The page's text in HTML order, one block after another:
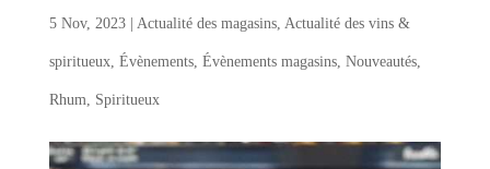
5 Nov, 2023| Actualité des magasins, Actualité des vins &
spiritueux, Évènements, Évènements magasins, Nouveautés,
Rhum, Spiritueux